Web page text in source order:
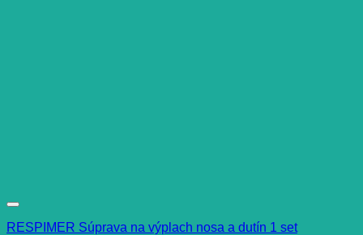
RESPIMER Súprava na výplach nosa a dutín 1 set